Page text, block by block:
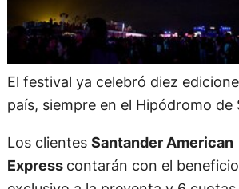
El festival ya celebró diez
país, siempre en el Hipódromo de
Los clientes Santander American
Express contarán con el